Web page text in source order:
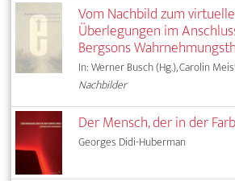
Vom Nachbild zum
Überlegungen im
Bergsons
In: Werner Busch (Hg.), Carolin
Nachbilder
Der Mensch, der in der
Georges Didi-Huberman